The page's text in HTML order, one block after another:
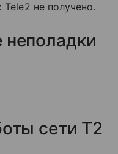
не получено.
сети T2